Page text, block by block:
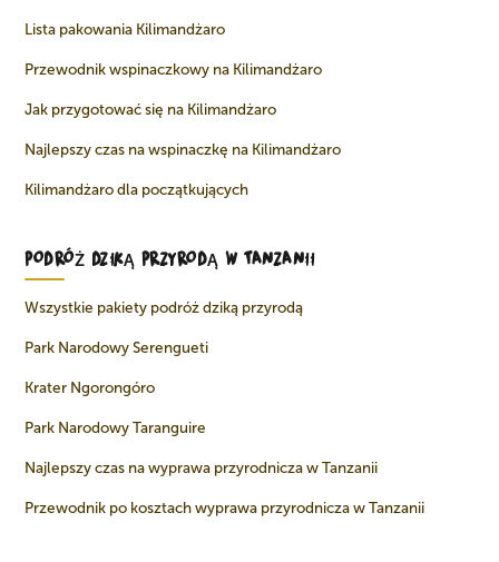
Lista pakowania Kilimandżaro
Przewodnik wspinaczkowy na Kilimandżaro
Jak przygotować się na Kilimandżaro
Najlepszy czas na wspinaczkę na Kilimandżaro
Kilimandżaro dla początkujących
PODRÓŻ DZIKĄ PRZYRODĄ W TANZANII
Wszystkie pakiety podróż dziką przyrodą
Park Narodowy Serengueti
Krater Ngorongóro
Park Narodowy Taranguire
Najlepszy czas na wyprawa przyrodnicza w Tanzanii
Przewodnik po kosztach wyprawa przyrodnicza w Tanzanii